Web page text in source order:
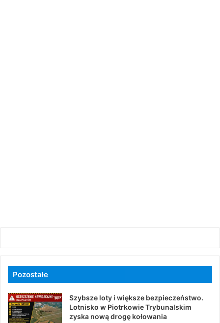
Pozostałe
Szybsze loty i większe bezpieczeństwo.
Lotnisko w Piotrkowie Trybunalskim
zyska nową drogę kołowania